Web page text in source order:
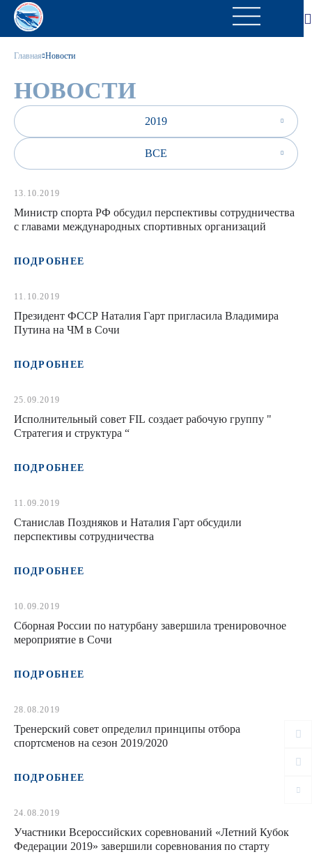
Главная Новости
НОВОСТИ
2019
ВСЕ
13.10.2019
Министр спорта РФ обсудил перспективы сотрудничества
с главами международных спортивных организаций
ПОДРОБНЕЕ
11.10.2019
Президент ФССР Наталия Гарт пригласила Владимира
Путина на ЧМ в Сочи
ПОДРОБНЕЕ
25.09.2019
Исполнительный совет FIL создает рабочую группу "
Стратегия и структура “
ПОДРОБНЕЕ
11.09.2019
Станислав Поздняков и Наталия Гарт обсудили
перспективы сотрудничества
ПОДРОБНЕЕ
10.09.2019
Сборная России по натурбану завершила тренировочное
мероприятие в Сочи
ПОДРОБНЕЕ
28.08.2019
Тренерский совет определил принципы отбора
спортсменов на сезон 2019/2020
ПОДРОБНЕЕ
24.08.2019
Участники Всероссийских соревнований «Летний Кубок
Федерации 2019» завершили соревнования по старту